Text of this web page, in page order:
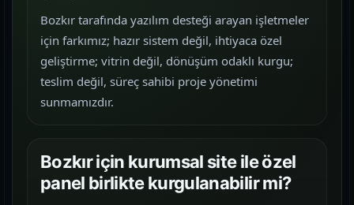
Bozkır tarafında yazılım desteği arayan işletmeler
için farkımız; hazır sistem değil, ihtiyaca özel
geliştirme; vitrin değil, dönüşüm odaklı kurgu;
teslim değil, süreç sahibi proje yönetimi
sunmamızdır.
Bozkır için kurumsal site ile özel
panel birlikte kurgulanabilir mi?